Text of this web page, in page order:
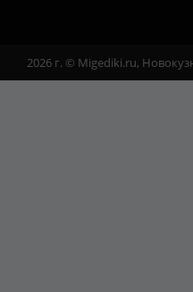
2026 г. © Migediki.ru,